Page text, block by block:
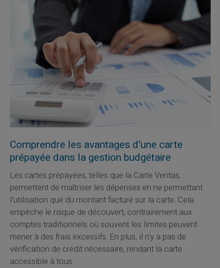
Comprendre les avantages d'une carte
prépayée dans la gestion budgétaire
Les cartes prépayées, telles que la Carte Veritas,
permettent de maîtriser les dépenses en ne permettant
l'utilisation que du montant facturé sur la carte. Cela
empêche le risque de découvert, contrairement aux
comptes traditionnels où souvent les limites peuvent
mener à des frais excessifs. En plus, il n'y a pas de
vérification de crédit nécessaire, rendant la carte
accessible à tous.